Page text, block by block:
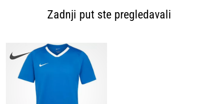
Zadnji put ste pregledavali